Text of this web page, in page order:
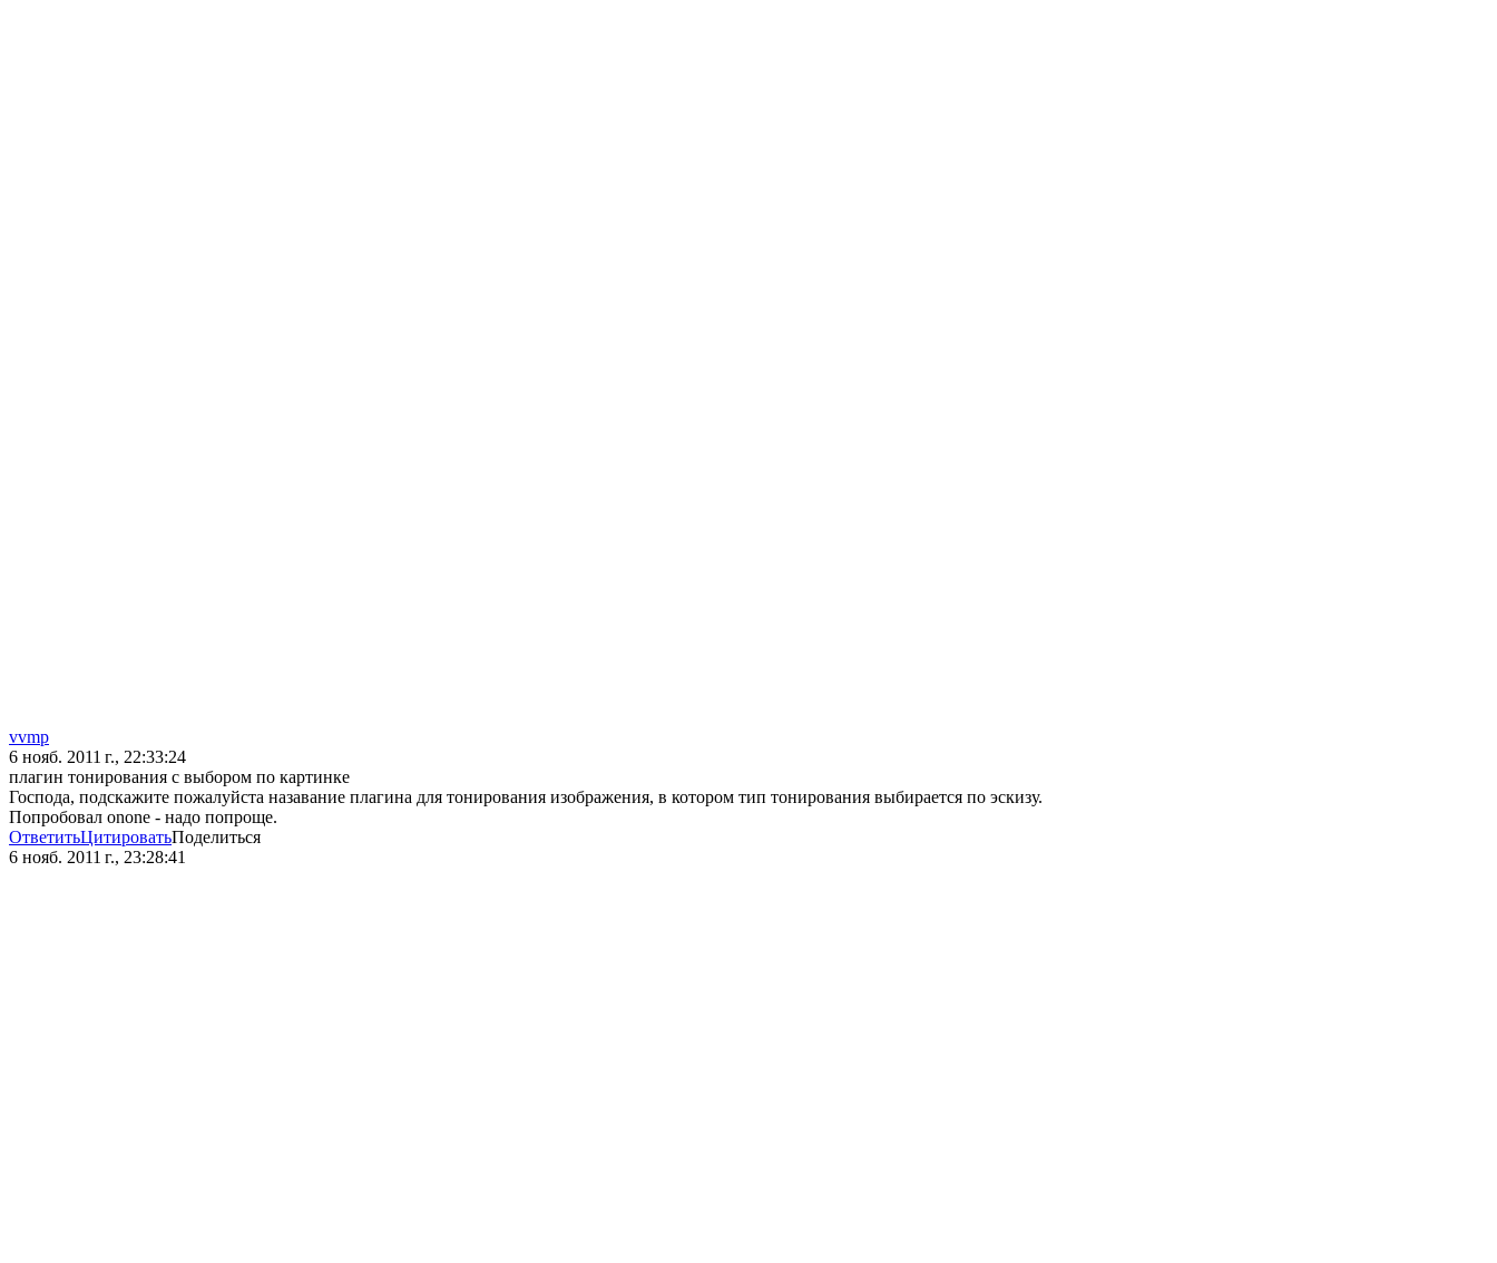
vvmp
6 нояб. 2011 г., 22:33:24
плагин тонирования с выбором по картинке
Господа, подскажите пожалуйста назавание плагина для тонирования изображения, в котором тип тонирования выбирается по эскизу.
Попробовал onone - надо попроще.
ОтветитьЦитироватьПоделиться
6 нояб. 2011 г., 23:28:41